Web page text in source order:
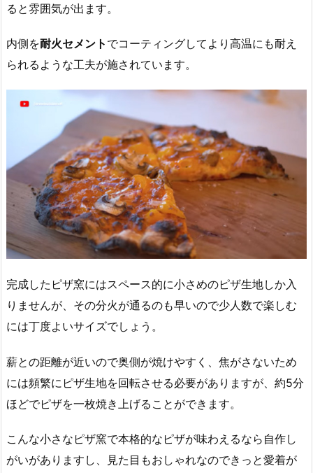
ると雰囲気が出ます。
内側を耐火セメント でコーティングしてより高温にも耐え
られるような工夫が施されています。
完成したピザ窯にはスペース的に小さめのピザ生地しか入
りませんが、その分火が通るのも早いので少人数で楽しむ
には丁度よいサイズでしょう。
薪との距離が近いので奥側が焼けやすく、焦がさないため
には頻繁にピザ生地を回転させる必要がありますが、約5分
ほどでピザを一枚焼き上げることができます。
こんな小さなピザ窯で本格的なピザが味わえるなら自作し
がいがありますし、見た目もおしゃれなのできっと愛着が